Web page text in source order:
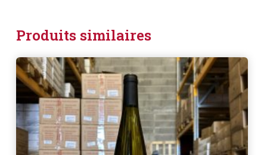
Produits similaires